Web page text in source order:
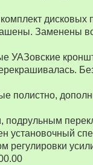
дисковых
Заменены
УАЗовские
полистно,
подрульным
установочный
регулировки